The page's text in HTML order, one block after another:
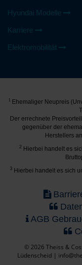
Hyundai Modelle
Karriere
Elektromobilität
1 Ehemaliger Neupreis
Der errechnete
gegenüber der
Herstellers
2 Hierbei handelt es
3 Hierbei handelt es sich
AGB
© 2026 Theiss &
Lüdenscheid |